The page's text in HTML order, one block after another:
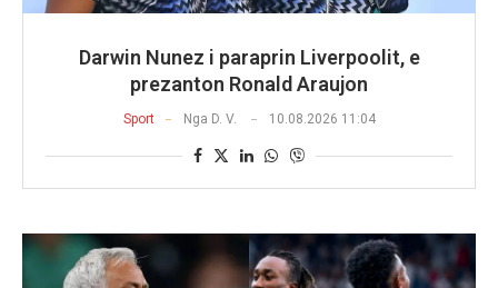
Darwin Nunez i paraprin Liverpoolit, e
prezanton Ronald Araujon
Sport Nga D. V. 10.08.2026 11:04